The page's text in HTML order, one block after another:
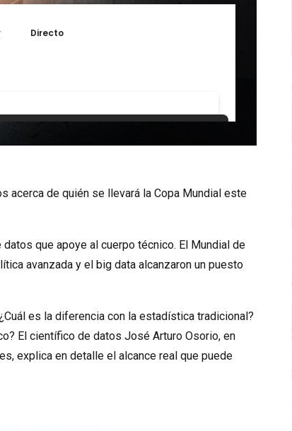
acerca de quién se llevará la Copa Mundial este
que apoye al cuerpo técnico. El Mundial de
avanzada y el big data alcanzaron un puesto
es la diferencia con la estadística tradicional?
El científico de datos José Arturo Osorio, en
explica en detalle el alcance real que puede